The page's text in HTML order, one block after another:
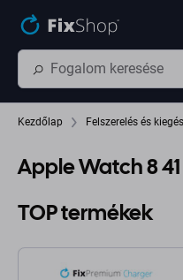
Kezdőlap Felszerelés és
Apple Watch 8
TOP termékek